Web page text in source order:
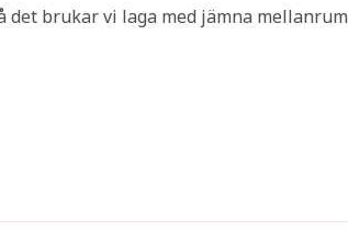
det brukar vi laga med jämna mellanrum